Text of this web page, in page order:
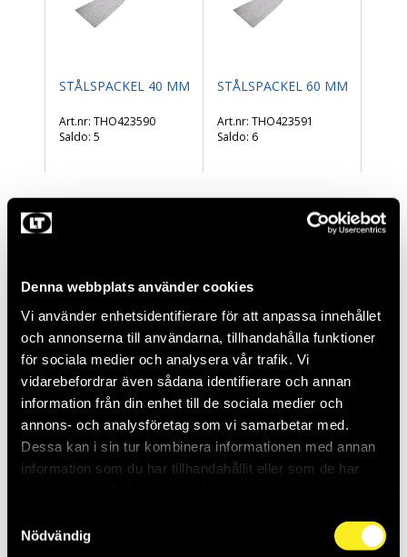
Denna webbplats använder cookies
Vi använder enhetsidentifierare för att anpassa innehållet
och annonserna till användarna, tillhandahålla funktioner
för sociala medier och analysera vår trafik. Vi
vidarebefordrar även sådana identifierare och annan
information från din enhet till de sociala medier och
annons- och analysföretag som vi samarbetar med.
Dessa kan i sin tur kombinera informationen med annan
information som du har tillhandahållit eller som de har
Nödvändig
STÅLSPACKEL 40 MM
THO423590
Saldo: 5
STÅLSPACKEL 60 MM
THO423591
Saldo: 6
STÅLSPACKEL 80 MM
THO423592
Saldo: 7
BREDSPACKEL TRÄ
100MM
THO953309
Saldo:5